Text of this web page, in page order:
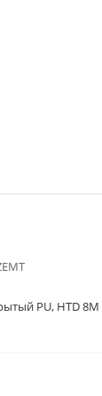
PU, HTD 8M